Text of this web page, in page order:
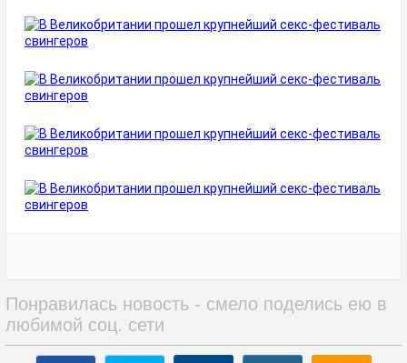
Понравилась новость - смело поделись ею в
любимой соц. сети